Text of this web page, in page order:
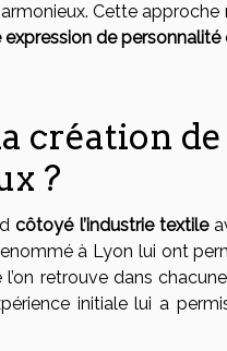
Cette approche
expression de
création de
?
côtoyé l’industrie textile
à Lyon lui ont
retrouve dans
initiale lui a